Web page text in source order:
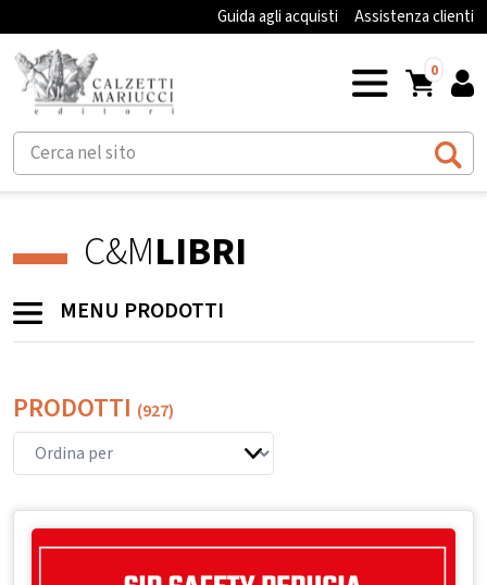
Guida agli acquisti Assistenza clienti
0
C&MLIBRI
MENU PRODOTTI
PRODOTTI (927)